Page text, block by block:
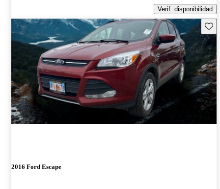
Verif. disponibilidad
2016 Ford Escape